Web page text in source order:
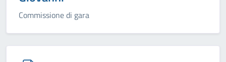
Commissione di gara